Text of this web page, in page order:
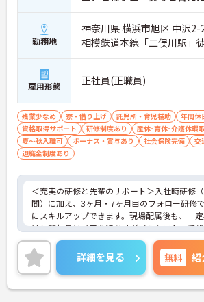
勤務地
神奈川県 横浜市旭区 中沢2-
相模鉄道本線「二俣川駅」
雇用形態 正社員(正職員)
残業少なめ 寮・借り上げ 託児所・育児補助
年間休
資格取得サポート
研修制度あり
産休･育休･介護休暇
夏～秋入職可
ボーナス・賞与あり 社会保険完備
交
退職金制度あり
＜充実の研修と先輩のサポート＞入社時研修
間）に加え、3ヶ月・7ヶ月目のフォロー研修
にスキルアップできます。現場配属後も、一
は先輩社員とペアを組む「ダブルシフト」で
習得できるので、一人で抱え込むことはあり
ん。
＜頑張りが給与に直結！専門性を磨いて年収
＞経験やスキルがしっかり給与に反映される
です。定期昇給に加え、独自の社内専門資格
詳細を見る 無料 紹